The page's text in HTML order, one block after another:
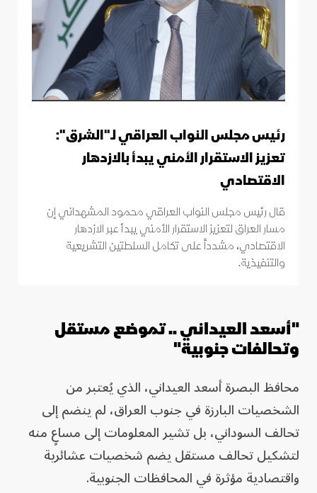
رئيس مجلس النواب العراقي لـ"الشرق":
تعزيز الاستقرار الأمني يبدأ بالازدهار
الاقتصادي
قال رئيس مجلس النواب العراقي محمود المشهداني إن
مسار العراق لتعزيز الاستقرار الأمني يبدأ عبر الازدهار
الاقتصادي، مشدداً على تكامل السلطتين التشريعية
والتنفيذية.
"أسعد العيداني .. تموضع مستقل
وتحالفات جنوبية"
محافظ البصرة أسعد العيداني، الذي يُعتبر من
الشخصيات البارزة في جنوب العراق، لم ينضم إلى
تحالف السوداني، بل تشير المعلومات إلى مساعٍ منه
لتشكيل تحالف مستقل يضم شخصيات عشائرية
واقتصادية مؤثرة في المحافظات الجنوبية.